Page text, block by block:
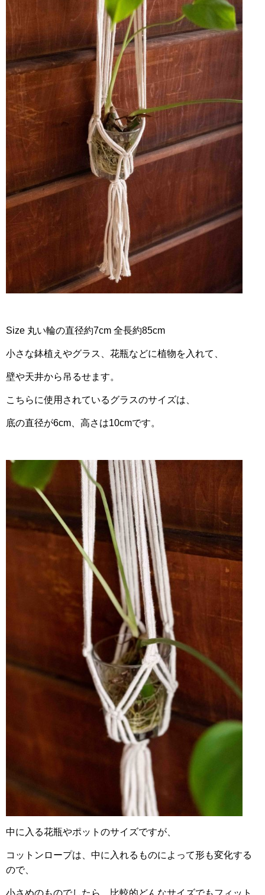
Size 丸い輪の直径約7cm 全長約85cm
小さな鉢植えやグラス、花瓶などに植物を入れて、
壁や天井から吊るせます。
こちらに使用されているグラスのサイズは、
底の直径が6cm、高さは10cmです。
中に入る花瓶やポットのサイズですが、
コットンロープは、中に入れるものによって形も変化する
ので、
小さめのものでしたら、比較的どんなサイズでもフィット